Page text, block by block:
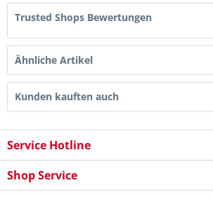
Trusted Shops Bewertungen
Ähnliche Artikel
Kunden kauften auch
Service Hotline
Shop Service